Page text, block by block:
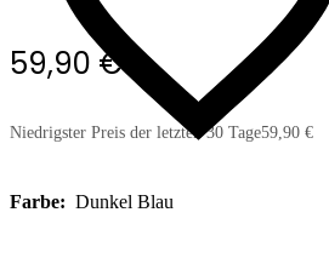
59,90 €
Niedrigster Preis der letzten 30 Tage59,90 €
Farbe: Dunkel Blau